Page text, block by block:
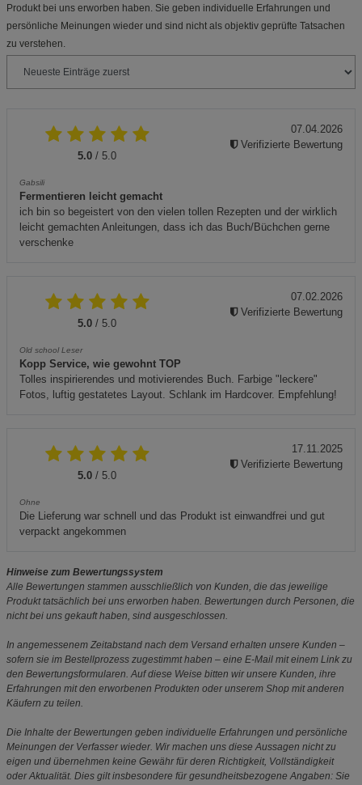
Produkt bei uns erworben haben. Sie geben individuelle Erfahrungen und
persönliche Meinungen wieder und sind nicht als objektiv geprüfte Tatsachen
zu verstehen.
5.0 / 5.0
Gabsili
Fermentieren leicht gemacht
ich bin so begeistert von den vielen tollen Rezepten und der wirklich
leicht gemachten Anleitungen, dass ich das Buch/Büchchen gerne
verschenke
07.04.2026
Verifizierte Bewertung
5.0 / 5.0
Old school Leser
Kopp Service, wie gewohnt TOP
Tolles inspirierendes und motivierendes Buch. Farbige "leckere"
Fotos, luftig gestatetes Layout. Schlank im Hardcover. Empfehlung!
07.02.2026
Verifizierte Bewertung
5.0 / 5.0
Ohne
Die Lieferung war schnell und das Produkt ist einwandfrei und gut
verpackt angekommen
17.11.2025
Verifizierte Bewertung
Hinweise zum Bewertungssystem
Alle Bewertungen stammen ausschließlich von Kunden, die das jeweilige
Produkt tatsächlich bei uns erworben haben. Bewertungen durch Personen, die
nicht bei uns gekauft haben, sind ausgeschlossen.
In angemessenem Zeitabstand nach dem Versand erhalten unsere Kunden –
sofern sie im Bestellprozess zugestimmt haben – eine E-Mail mit einem Link zu
den Bewertungsformularen. Auf diese Weise bitten wir unsere Kunden, ihre
Erfahrungen mit den erworbenen Produkten oder unserem Shop mit anderen
Käufern zu teilen.
Die Inhalte der Bewertungen geben individuelle Erfahrungen und persönliche
Meinungen der Verfasser wieder. Wir machen uns diese Aussagen nicht zu
eigen und übernehmen keine Gewähr für deren Richtigkeit, Vollständigkeit
oder Aktualität. Dies gilt insbesondere für gesundheitsbezogene Angaben: Sie